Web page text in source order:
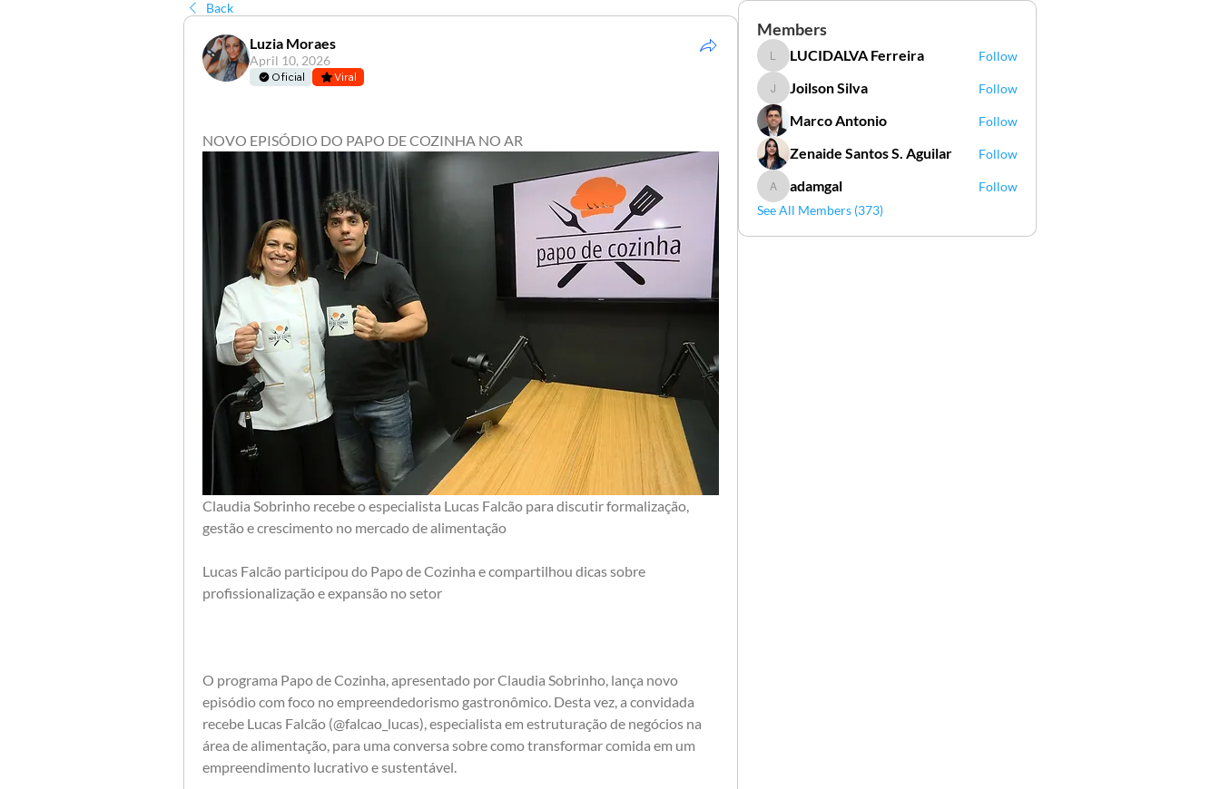
Back
Luzia Moraes
April 10, 2026
Oficial Viral
NOVO EPISÓDIO DO PAPO DE COZINHA NO AR
Claudia Sobrinho recebe o especialista Lucas Falcão para discutir formalização,
gestão e crescimento no mercado de alimentação
Lucas Falcão participou do Papo de Cozinha e compartilhou dicas sobre
profissionalização e expansão no setor
O programa Papo de Cozinha, apresentado por Claudia Sobrinho, lança novo
episódio com foco no empreendedorismo gastronômico. Desta vez, a convidada
recebe Lucas Falcão (@falcao_lucas), especialista em estruturação de negócios na
área de alimentação, para uma conversa sobre como transformar comida em um
empreendimento lucrativo e sustentável.
Members
LUCIDALVA Ferreira
LUCIDALVA Ferreira Follow
Joilson Silva
Joilson Silva Follow
Marco Antonio Follow
Zenaide Santos S. Aguilar Follow
adamgal
adamgal
Follow
See All Members (373)